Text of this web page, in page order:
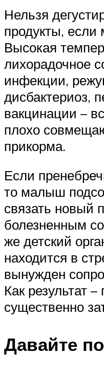
Нельзя
продукты,
Высокая
лихорадочное
инфекции,
дисбактериоз,
вакцинации –
плохо
прикорма.
Если
то малыш
связать новый
болезненным
же детский
находится в
вынужден
Как результат
существенно
Давайте